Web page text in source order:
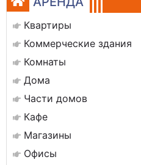
Квартиры
Коммерческие здания
Комнаты
Дома
Части домов
Кафе
Магазины
Офисы